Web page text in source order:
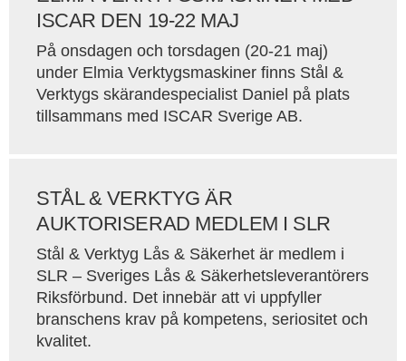
ISCAR DEN 19-22 MAJ
På onsdagen och torsdagen (20-21 maj)
under Elmia Verktygsmaskiner finns Stål &
Verktygs skärandespecialist Daniel på plats
tillsammans med ISCAR Sverige AB.
STÅL & VERKTYG ÄR
AUKTORISERAD MEDLEM I SLR
Stål & Verktyg Lås & Säkerhet är medlem i
SLR – Sveriges Lås & Säkerhetsleverantörers
Riksförbund. Det innebär att vi uppfyller
branschens krav på kompetens, seriositet och
kvalitet.